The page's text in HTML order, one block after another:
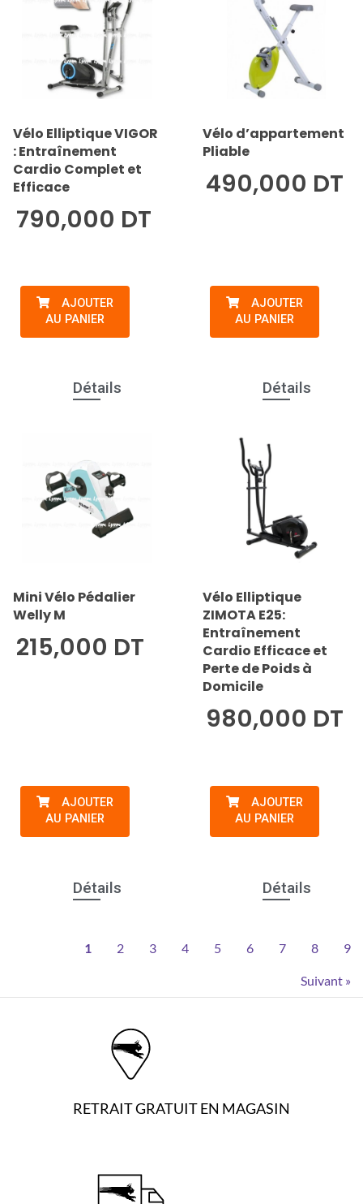
Vélo Elliptique VIGOR
: Entraînement
Cardio Complet et
Efficace
790,000 DT
AJOUTER
AU PANIER
Détails
Vélo d’appartement
Pliable
490,000 DT
AJOUTER
AU PANIER
Détails
Mini Vélo Pédalier
Welly M
215,000 DT
AJOUTER
AU PANIER
Détails
Vélo Elliptique
ZIMOTA E25:
Entraînement
Cardio Efficace et
Perte de Poids à
Domicile
980,000 DT
AJOUTER
AU PANIER
Détails
1 2 3 4 5 6 7 8 9
Suivant »
RETRAIT GRATUIT EN MAGASIN